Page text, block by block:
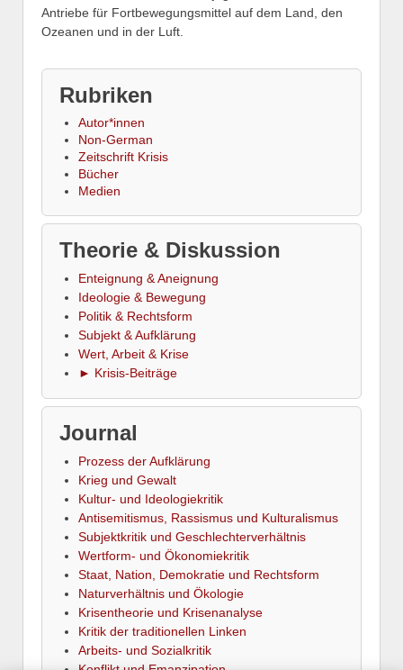
Antriebe für Fortbewegungsmittel auf dem Land, den
Ozeanen und in der Luft.
Rubriken
Autor*innen
Non-German
Zeitschrift Krisis
Bücher
Medien
Theorie & Diskussion
Enteignung & Aneignung
Ideologie & Bewegung
Politik & Rechtsform
Subjekt & Aufklärung
Wert, Arbeit & Krise
► Krisis-Beiträge
Journal
Prozess der Aufklärung
Krieg und Gewalt
Kultur- und Ideologiekritik
Antisemitismus, Rassismus und Kulturalismus
Subjektkritik und Geschlechterverhältnis
Wertform- und Ökonomiekritik
Staat, Nation, Demokratie und Rechtsform
Naturverhältnis und Ökologie
Krisentheorie und Krisenanalyse
Kritik der traditionellen Linken
Arbeits- und Sozialkritik